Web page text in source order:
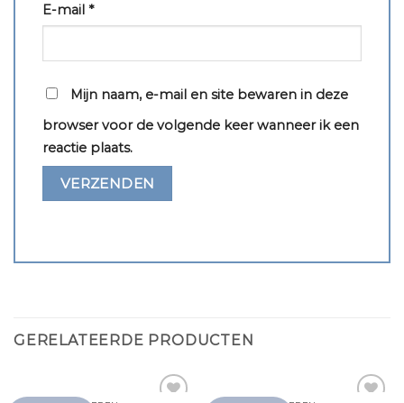
E-mail *
Mijn naam, e-mail en site bewaren in deze
browser voor de volgende keer wanneer ik een
reactie plaats.
GERELATEERDE PRODUCTEN